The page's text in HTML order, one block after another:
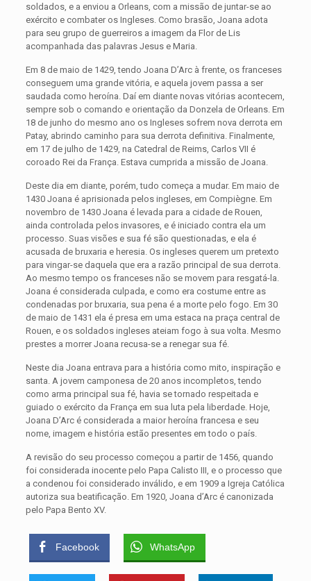
soldados, e a enviou a Orleans, com a missão de juntar-se ao
exército e combater os Ingleses. Como brasão, Joana adota
para seu grupo de guerreiros a imagem da Flor de Lis
acompanhada das palavras Jesus e Maria.
Em 8 de maio de 1429, tendo Joana D’Arc à frente, os franceses
conseguem uma grande vitória, e aquela jovem passa a ser
saudada como heroína. Daí em diante novas vitórias acontecem,
sempre sob o comando e orientação da Donzela de Orleans. Em
18 de junho do mesmo ano os Ingleses sofrem nova derrota em
Patay, abrindo caminho para sua derrota definitiva. Finalmente,
em 17 de julho de 1429, na Catedral de Reims, Carlos VII é
coroado Rei da França. Estava cumprida a missão de Joana.
Deste dia em diante, porém, tudo começa a mudar. Em maio de
1430 Joana é aprisionada pelos ingleses, em Compiègne. Em
novembro de 1430 Joana é levada para a cidade de Rouen,
ainda controlada pelos invasores, e é iniciado contra ela um
processo. Suas visões e sua fé são questionadas, e ela é
acusada de bruxaria e heresia. Os ingleses querem um pretexto
para vingar-se daquela que era a razão principal de sua derrota.
Ao mesmo tempo os franceses não se movem para resgatá-la.
Joana é considerada culpada, e como era costume entre as
condenadas por bruxaria, sua pena é a morte pelo fogo. Em 30
de maio de 1431 ela é presa em uma estaca na praça central de
Rouen, e os soldados ingleses ateiam fogo à sua volta. Mesmo
prestes a morrer Joana recusa-se a renegar sua fé.
Neste dia Joana entrava para a história como mito, inspiração e
santa. A jovem camponesa de 20 anos incompletos, tendo
como arma principal sua fé, havia se tornado respeitada e
guiado o exército da França em sua luta pela liberdade. Hoje,
Joana D’Arc é considerada a maior heroína francesa e seu
nome, imagem e história estão presentes em todo o país.
A revisão do seu processo começou a partir de 1456, quando
foi considerada inocente pelo Papa Calisto III, e o processo que
a condenou foi considerado inválido, e em 1909 a Igreja Católica
autoriza sua beatificação. Em 1920, Joana d’Arc é canonizada
pelo Papa Bento XV.
Facebook WhatsApp